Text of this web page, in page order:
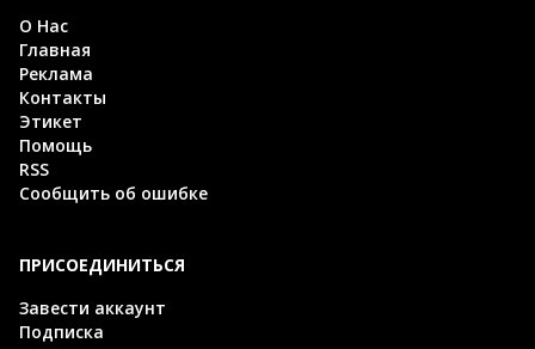
О Нас
Главная
Реклама
Контакты
Этикет
Помощь
RSS
Сообщить об ошибке
ПРИСОЕДИНИТЬСЯ
Завести аккаунт
Подписка